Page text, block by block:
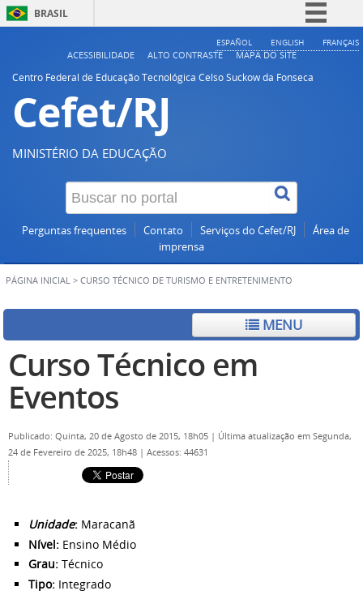
BRASIL
Simplifique!
ESPAÑOL ENGLISH FRANÇAIS
ACESSIBILIDADE ALTO CONTRASTE
MAPA DO SITE
Centro Federal de Educação Tecnológica Celso Suckow da Fonseca
Cefet/RJ
MINISTÉRIO DA EDUCAÇÃO
Perguntas frequentes Contato Serviços do Cefet/RJ
Área de
imprensa
PÁGINA INICIAL > CURSO TÉCNICO DE TURISMO E ENTRETENIMENTO
MENU
Curso Técnico em
Eventos
Publicado: Quinta, 20 de Agosto de 2015, 18h05 | Última atualização em Segunda,
24 de Fevereiro de 2025, 18h48 | Acessos: 44631
Unidade: Maracanã
Nível: Ensino Médio
Grau: Técnico
Tipo: Integrado